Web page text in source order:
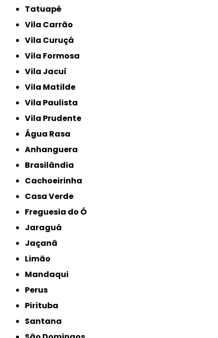
Tatuapé
Vila Carrão
Vila Curuçá
Vila Formosa
Vila Jacuí
Vila Matilde
Vila Paulista
Vila Prudente
Água Rasa
Anhanguera
Brasilândia
Cachoeirinha
Casa Verde
Freguesia do Ó
Jaraguá
Jaçanã
Limão
Mandaqui
Perus
Pirituba
Santana